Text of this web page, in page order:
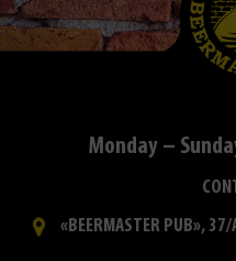
Monday –
«BEERMASTER PUB»,